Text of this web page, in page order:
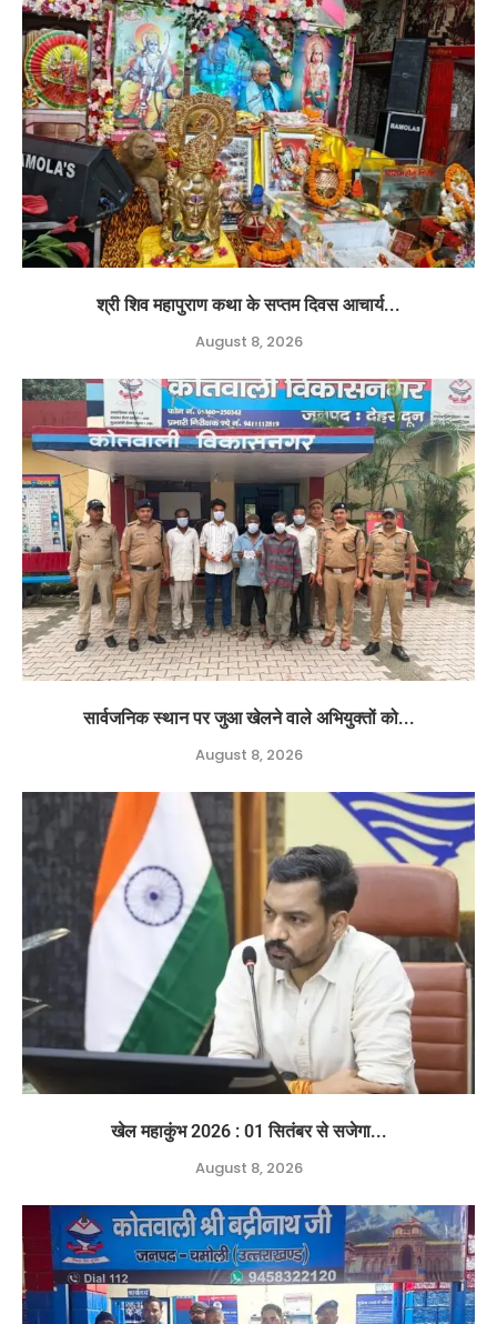
श्री शिव महापुराण कथा के सप्तम दिवस आचार्य...
August 8, 2026
सार्वजनिक स्थान पर जुआ खेलने वाले अभियुक्तों को...
August 8, 2026
खेल महाकुंभ 2026 : 01 सितंबर से सजेगा...
August 8, 2026